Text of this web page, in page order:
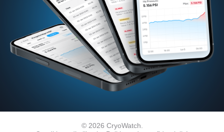
© 2026 CryoWatch.